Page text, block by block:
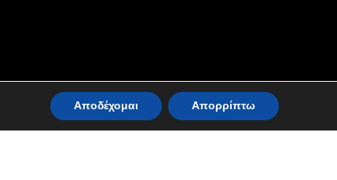
Αποδέχομαι Απορρίπτω